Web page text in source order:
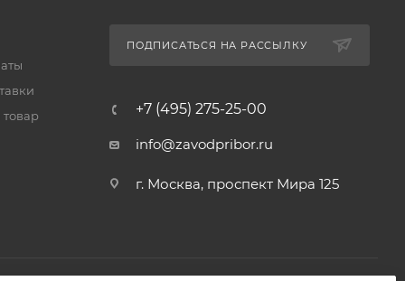
товар
ПОДПИСАТЬСЯ НА РАССЫЛКУ
+7 (495) 275-25-00
info@zavodpribor.ru
г. Москва, проспект Мира 125